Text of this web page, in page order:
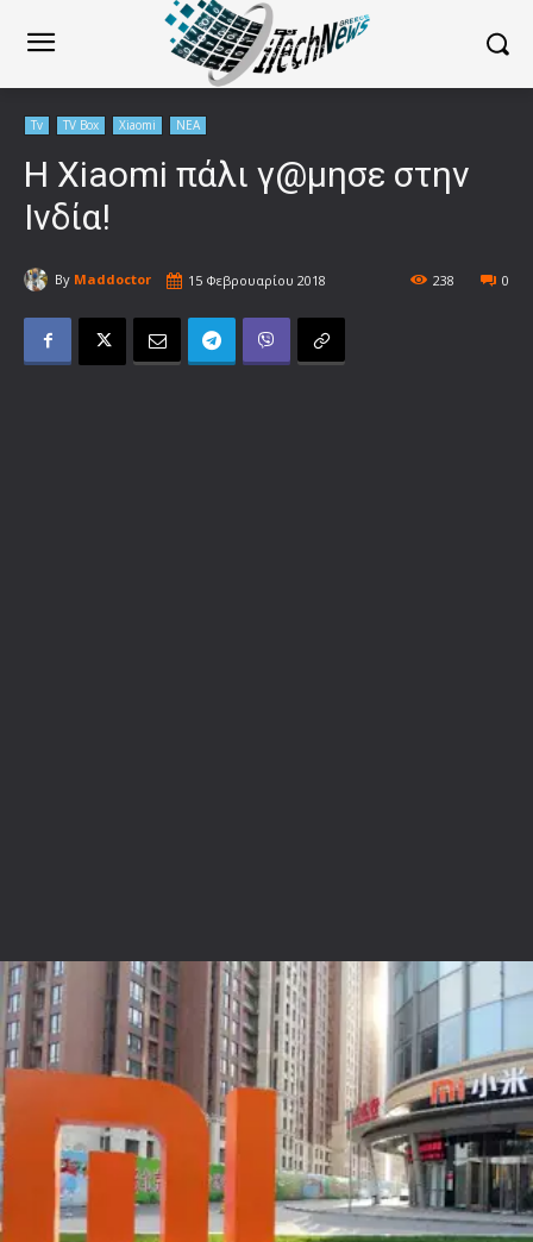
Tv TV Box Xiaomi ΝΕΑ
Η Xiaomi πάλι γ@μησε στην
Ινδία!
By Maddoctor 15 Φεβρουαρίου 2018 0
238